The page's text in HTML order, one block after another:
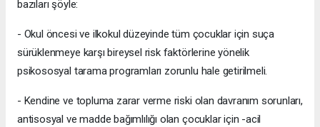
bazıları şöyle:
- Okul öncesi ve ilkokul düzeyinde tüm çocuklar için suça
sürüklenmeye karşı bireysel risk faktörlerine yönelik
psikososyal tarama programları zorunlu hale getirilmeli.
- Kendine ve topluma zarar verme riski olan davranım sorunları,
antisosyal ve madde bağımlılığı olan çocuklar için -acil